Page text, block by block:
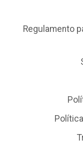
Regulamento